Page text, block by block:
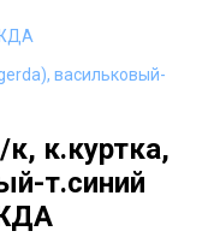
васильковый-
к.куртка,
т.синий